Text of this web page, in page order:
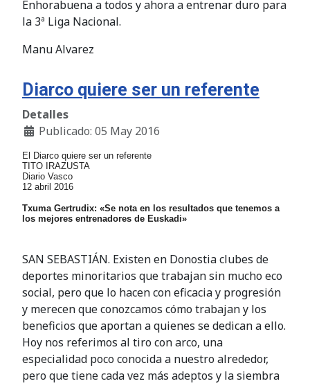
Enhorabuena a todos y ahora a entrenar duro para
la 3ª Liga Nacional.
Manu Alvarez
Diarco quiere ser un referente
Detalles
Publicado: 05 May 2016
El Diarco quiere ser un referente
TITO IRAZUSTA
Diario Vasco
12 abril 2016
Txuma Gertrudix: «Se nota en los resultados que tenemos a
los mejores entrenadores de Euskadi»
SAN SEBASTIÁN. Existen en Donostia clubes de
deportes minoritarios que trabajan sin mucho eco
social, pero que lo hacen con eficacia y progresión
y merecen que conozcamos cómo trabajan y los
beneficios que aportan a quienes se dedican a ello.
Hoy nos referimos al tiro con arco, una
especialidad poco conocida a nuestro alrededor,
pero que tiene cada vez más adeptos y la siembra